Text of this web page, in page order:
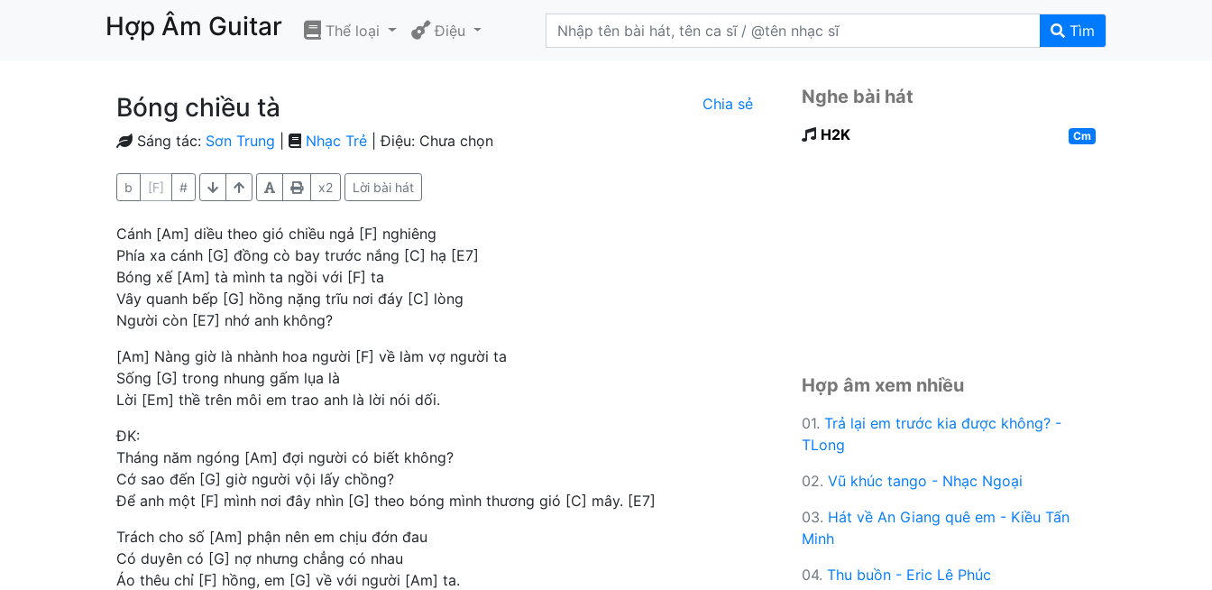
Hợp Âm Guitar Thể loại Điệu Tìm
Bóng chiều tà Chia sẻ
Sáng tác: Sơn Trung Nhạc Trẻ | Điệu: Chưa chọn
b [F] # x2 Lời bài hát
Cánh [Am] diều theo gió chiều ngả [F] nghiêng
Phía xa cánh [G] đồng cò bay trước nắng [C] hạ [E7]
Bóng xế [Am] tà mình ta ngồi với [F] ta
Vây quanh bếp [G] hồng nặng trĩu nơi đáy [C] lòng
Người còn [E7] nhớ anh không?
[Am] Nàng giờ là nhành hoa người [F] về làm vợ người ta
Sống [G] trong nhung gấm lụa là
Lời [Em] thề trên môi em trao anh là lời nói dối.
ĐK:
Tháng năm ngóng [Am] đợi người có biết không?
Cớ sao đến [G] giờ người vội lấy chồng?
Để anh một [F] mình nơi đây nhìn [G] theo bóng mình thương gió [C] mây. [E7]
Trách cho số [Am] phận nên em chịu đớn đau
Có duyên có [G] nợ nhưng chẳng có nhau
Áo thêu chỉ [F] hồng, em [G] về với người [Am] ta.
Nghe bài hát
H2K Cm
Hợp âm xem nhiều
01. Trả lại em trước kia được không? -
TLong
02. Vũ khúc tango - Nhạc Ngoại
03. Hát về An Giang quê em - Kiều Tấn
Minh
04. Thu buồn - Eric Lê Phúc